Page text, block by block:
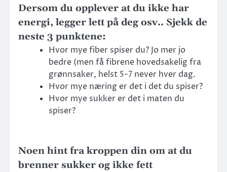
Dersom du opplever at du ikke har
energi, legger lett på deg osv.. Sjekk de
neste 3 punktene:
Hvor mye fiber spiser du? Jo mer jo
bedre (men få fibrene hovedsakelig fra
grønnsaker, helst 5-7 never hver dag.
Hvor mye næring er det i det du spiser?
Hvor mye sukker er det i maten du
spiser?
Noen hint fra kroppen din om at du
brenner sukker og ikke fett